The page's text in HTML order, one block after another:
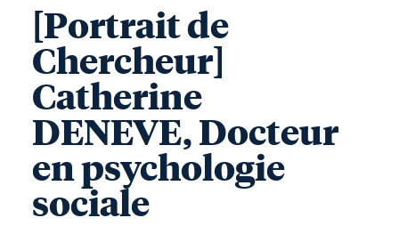
[Portrait de
Chercheur]
Catherine
DENEVE, Docteur
en psychologie
sociale